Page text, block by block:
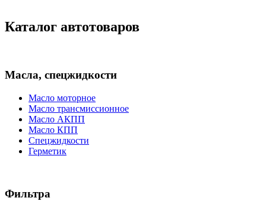
Каталог автотоваров
Масла, спецжидкости
Масло моторное
Масло трансмиссионное
Масло АКПП
Масло КПП
Спецжидкости
Герметик
Фильтра